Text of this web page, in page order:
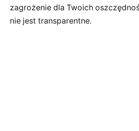
zagrożenie dla Twoich
nie jest transparentne.